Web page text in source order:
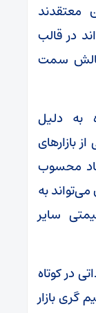
معتقدند
در قالب
چالش سمت
به دلیل
بازار‌های
محسوب
به
سایر
در کوتاه
گری بازار